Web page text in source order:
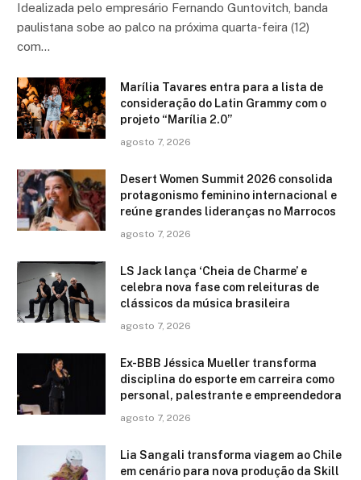
Idealizada pelo empresário Fernando Guntovitch, banda
paulistana sobe ao palco na próxima quarta-feira (12)
com…
Marília Tavares entra para a lista de
consideração do Latin Grammy com o
projeto “Marília 2.0”
agosto 7, 2026
Desert Women Summit 2026 consolida
protagonismo feminino internacional e
reúne grandes lideranças no Marrocos
agosto 7, 2026
LS Jack lança ‘Cheia de Charme’ e
celebra nova fase com releituras de
clássicos da música brasileira
agosto 7, 2026
Ex-BBB Jéssica Mueller transforma
disciplina do esporte em carreira como
personal, palestrante e empreendedora
agosto 7, 2026
Lia Sangali transforma viagem ao Chile
em cenário para nova produção da Skill